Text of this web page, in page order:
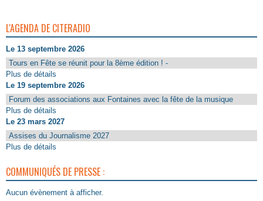
L'AGENDA DE CITERADIO
Le 13 septembre 2026
Tours en Fête se réunit pour la 8ème édition ! -
Plus de détails
Le 19 septembre 2026
Forum des associations aux Fontaines avec la fête de la musique
Plus de détails
Le 23 mars 2027
Assises du Journalisme 2027
Plus de détails
COMMUNIQUÉS DE PRESSE :
Aucun évènement à afficher.